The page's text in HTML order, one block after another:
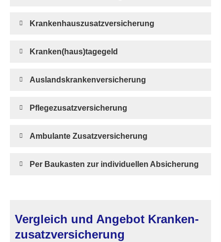
Krankenhauszusatzversicherung
Kranken(haus)tagegeld
Auslandskrankenversicherung
Pflegezusatzversicherung
Ambulante Zusatzversicherung
Per Baukasten zur individuellen Absicherung
Vergleich und Angebot Kranken­
zusatz­ver­si­che­rung